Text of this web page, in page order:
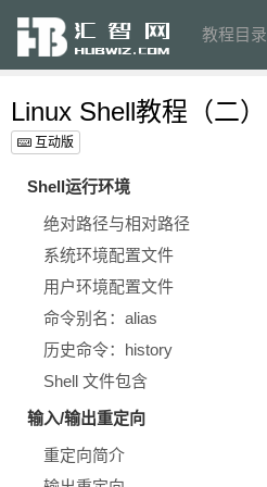
教程目录
Linux Shell教程（二）
互动版
Shell运行环境
绝对路径与相对路径
系统环境配置文件
用户环境配置文件
命令别名：alias
历史命令：history
Shell 文件包含
输入/输出重定向
重定向简介